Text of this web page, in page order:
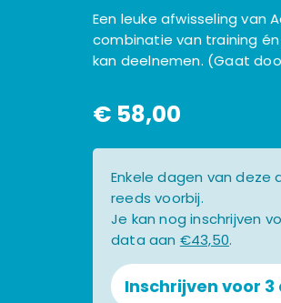
Een leuke afwisseling van
combinatie van training
kan deelnemen. (Gaat
€ 58,00
Enkele dagen van deze
reeds voorbij.
Je kan nog inschrijven
data aan €43,50.
Inschrijven voor